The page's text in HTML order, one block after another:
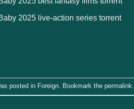
2025 live-action series torrent
posted in Foreign. Bookmark the permalink.